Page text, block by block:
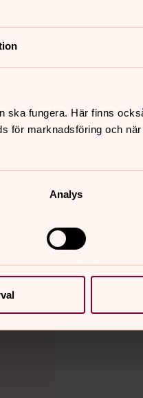
ska fungera. Här finns
för marknadsföring och
Analys